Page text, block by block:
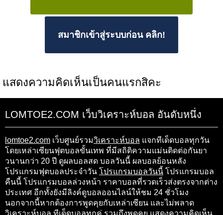
สมาชิกเข้าสู่ระบบก่อน คลิก!
แสดงความคิดเห็นเป็นคนแรกสิคะ
LOMTOE2.COM เว็บวิเคราะห์บอล อันดับหนึ่ง
lomtoe2.com เว็บศูนย์รวมวิเคราะห์บอล แจกทีเด็ดบอลทุกวัน
โดยเหล่าเซียนฟุตบอลขั้นเทพ ที่มีสถิติความแม่นติดต่อกันยา
วนานกว่า 20 ปี ดูผลบอลสด บอลวันนี้ ผลบอลย้อนหลัง
โปรแกรมฟุตบอลประจำวัน โปรแกรมบอลวันนี้ โปรแกรมบอล
คืนนี้ โปรแกรมบอลล่วงหน้า ราคาบอลที่รวดเร็วส่งตรงจากต่าง
ประเทศ อีกทั้งยังมีลิงค์ดูบอลออนไลน์ให้ชม 24 ชั่วโมง
นอกจากนี้หากต้องการพูดคุยกับเหล่าเซียน และไม่พลาด